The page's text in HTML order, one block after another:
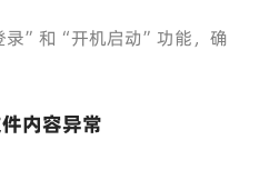
录”和“开机启动”功能，确
内容异常